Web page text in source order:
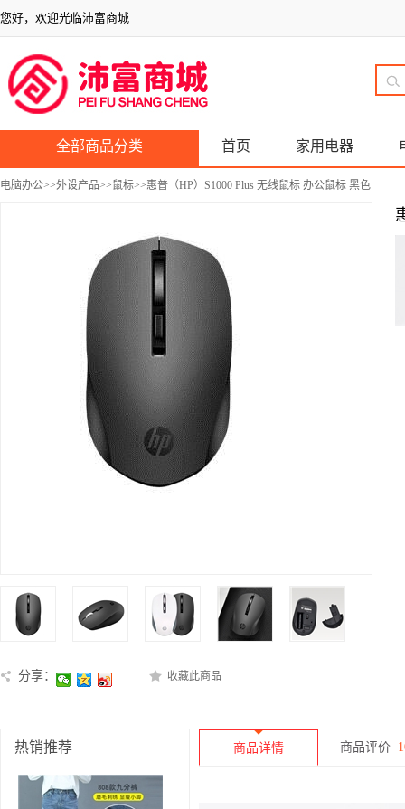
您好，欢迎光临沛富商城
全部商品分类 首页 家用电器
电脑办公>>外设产品>>鼠标>>惠普（HP）S1000 Plus 无线鼠标 办公鼠标 黑色
分享： 收藏此商品
热销推荐 商品详情 商品评价